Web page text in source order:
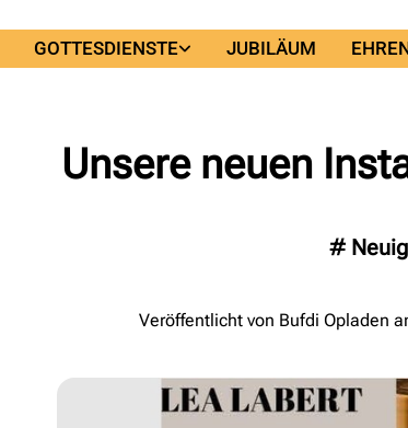
GOTTESDIENSTE JUBILÄUM
Unsere neuen
#
Veröffentlicht von Bufdi Opladen